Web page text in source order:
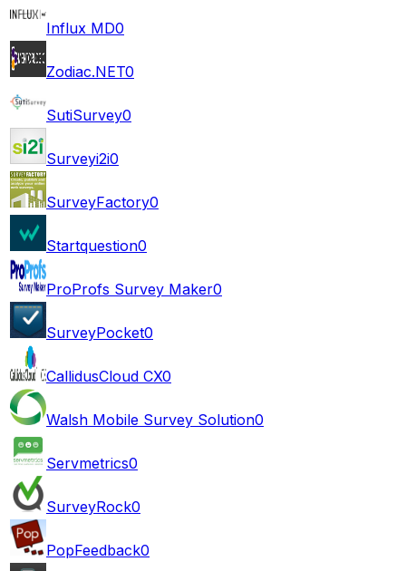
Influx MD0
Zodiac.NET0
SutiSurvey0
Surveyi2i0
SurveyFactory0
Startquestion0
ProProfs Survey Maker0
SurveyPocket0
CallidusCloud CX0
Walsh Mobile Survey Solution0
Servmetrics0
SurveyRock0
PopFeedback0